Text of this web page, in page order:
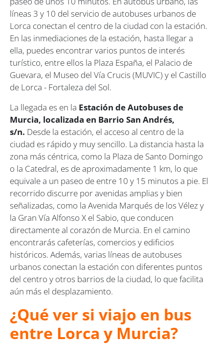
líneas 3 y 10 del servicio de autobuses urbanos de
Lorca conectan el centro de la ciudad con la estación.
En las inmediaciones de la estación, hasta llegar a
ella, puedes encontrar varios puntos de interés
turístico, entre ellos la Plaza España, el Palacio de
Guevara, el Museo del Vía Crucis (MUVIC) y el Castillo
de Lorca - Fortaleza del Sol.
La llegada es en la Estación de Autobuses de
Murcia, localizada en Barrio San Andrés,
s/n. Desde la estación, el acceso al centro de la
ciudad es rápido y muy sencillo. La distancia hasta la
zona más céntrica, como la Plaza de Santo Domingo
o la Catedral, es de aproximadamente 1 km, lo que
equivale a un paseo de entre 10 y 15 minutos a pie. El
recorrido discurre por avenidas amplias y bien
señalizadas, como la Avenida Marqués de los Vélez y
la Gran Vía Alfonso X el Sabio, que conducen
directamente al corazón de Murcia. En el camino
encontrarás cafeterías, comercios y edificios
históricos. Además, varias líneas de autobuses
urbanos conectan la estación con diferentes puntos
del centro y otros barrios de la ciudad, lo que facilita
aún más el desplazamiento.
¿Qué ver si viajo en bus
entre Lorca y Murcia?